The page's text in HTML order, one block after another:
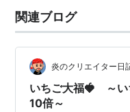
関連ブログ
炎のクリエイター日
いちご大福🍓 ～い
10倍～